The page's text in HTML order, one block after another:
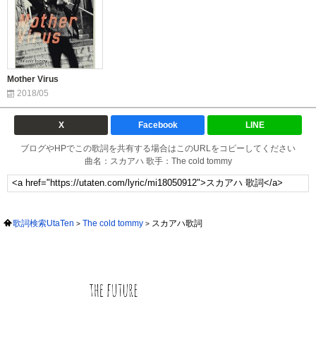
Mother Virus
2018/05
X Facebook LINE
ブログやHPでこの歌詞を共有する場合はこのURLをコピーしてください
曲名：スカアハ 歌手：The cold tommy
歌詞検索UtaTen The cold tommy スカアハ歌詞